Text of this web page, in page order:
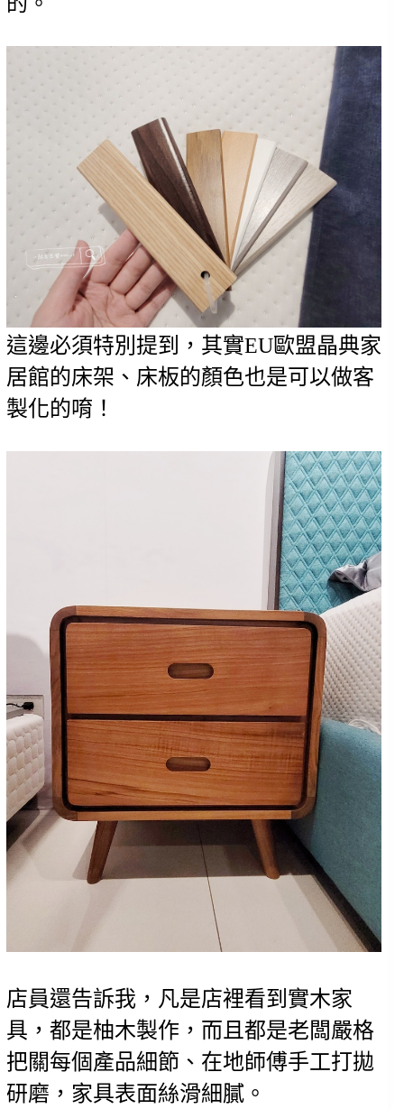
這邊必須特別提到，其實EU歐盟晶典家
居館的床架、床板的顏色也是可以做客
製化的唷！
店員還告訴我，凡是店裡看到實木家
具，都是柚木製作，而且都是老闆嚴格
把關每個產品細節、在地師傅手工打拋
研磨，家具表面絲滑細膩。